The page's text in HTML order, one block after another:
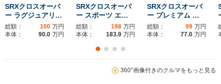
ホイールベース
-m
ホイールベース
-m
ホイー
SRXクロスオーバ
ー ラグジュアリ…
総額： 100 万円
本体：
90.0 万円
SRXクロスオーバ
ー スポーツ エ…
総額： 198 万円
本体：
183.9 万円
SRXクロスオーバ
ー プレミアム …
総額： 99 万円
本体：
77.0 万円
360°画像付きのクルマをもっと見る